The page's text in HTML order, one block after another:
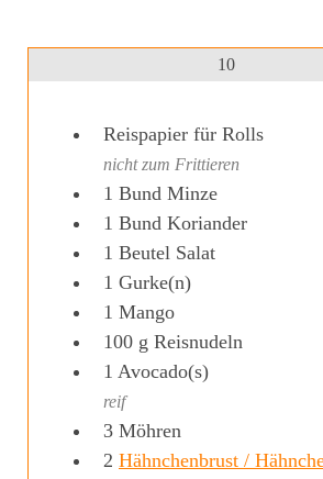
10
Reispapier für Rolls
nicht zum Frittieren
1 Bund Minze
1 Bund Koriander
1 Beutel Salat
1 Gurke(n)
1 Mango
100 g Reisnudeln
1 Avocado(s)
reif
3 Möhren
2 Hähnchenbrust /